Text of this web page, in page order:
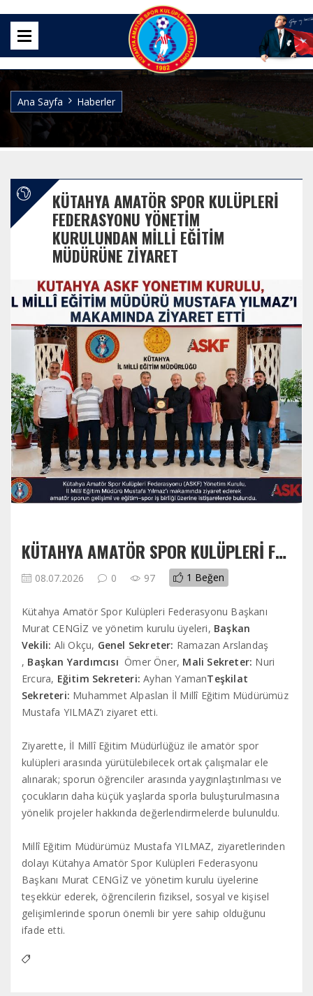
Ana Sayfa Haberler
KÜTAHYA AMATÖR SPOR KULÜPLERI
FEDERASYONU YÖNETIM
KURULUNDAN MILLI EĞITIM
MÜDÜRÜNE ZIYARET
KÜTAHYA AMATÖR SPOR KULÜPLERI FEDERASYONU YÖNETIM KURULUNDAN MILLI EĞITIM MÜDÜRÜNE ZIYARET
08.07.2026 0 97 1 Beğen
Kütahya Amatör Spor Kulüpleri Federasyonu Başkanı
Murat CENGİZ ve yönetim kurulu üyeleri, Başkan
Vekili: Ali Okçu, Genel Sekreter: Ramazan Arslandaş
, Başkan Yardımcısı Ömer Öner, Mali Sekreter: Nuri
Ercura, Eğitim Sekreteri: Ayhan YamanTeşkilat
Sekreteri: Muhammet Alpaslan İl Millî Eğitim Müdürümüz
Mustafa YILMAZ’ı ziyaret etti.
Ziyarette, İl Millî Eğitim Müdürlüğüz ile amatör spor
kulüpleri arasında yürütülebilecek ortak çalışmalar ele
alınarak; sporun öğrenciler arasında yaygınlaştırılması ve
çocukların daha küçük yaşlarda sporla buluşturulmasına
yönelik projeler hakkında değerlendirmelerde bulunuldu.
Millî Eğitim Müdürümüz Mustafa YILMAZ, ziyaretlerinden
dolayı Kütahya Amatör Spor Kulüpleri Federasyonu
Başkanı Murat CENGİZ ve yönetim kurulu üyelerine
teşekkür ederek, öğrencilerin fiziksel, sosyal ve kişisel
gelişimlerinde sporun önemli bir yere sahip olduğunu
ifade etti.